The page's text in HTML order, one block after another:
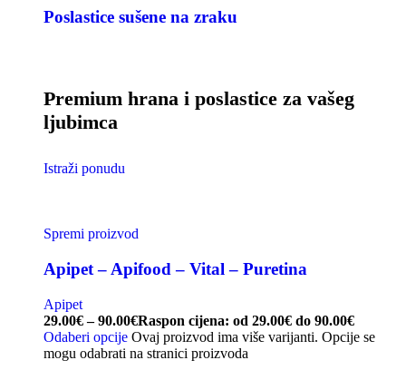
Poslastice sušene na zraku
Premium hrana i poslastice za vašeg
ljubimca
Istraži ponudu
Spremi proizvod
Apipet – Apifood – Vital – Puretina
Apipet
29.00€ – 90.00€Raspon cijena: od 29.00€ do 90.00€
Odaberi opcije Ovaj proizvod ima više varijanti. Opcije se
mogu odabrati na stranici proizvoda